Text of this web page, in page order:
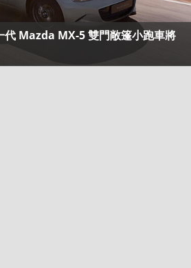
代 Mazda MX-5 雙門敞篷小跑車將